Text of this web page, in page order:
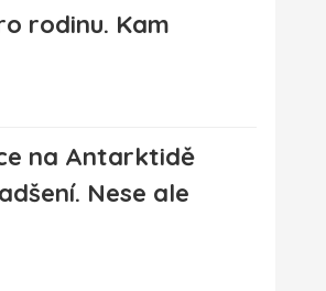
rodinu. Kam
na Antarktidě
Nese ale